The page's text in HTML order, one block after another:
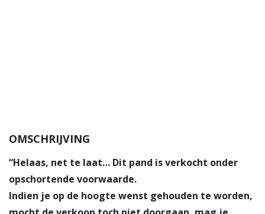
OMSCHRIJVING
“Helaas, net te laat… Dit pand is verkocht onder
opschortende voorwaarde.
Indien je op de hoogte wenst gehouden te worden,